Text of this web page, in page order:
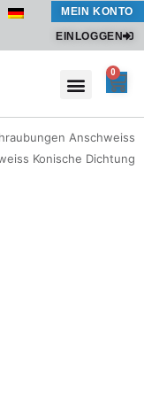
MEIN KONTO
EINLOGGEN
0
Anschweiss
Konische Dichtung